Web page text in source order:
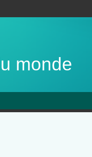
monde